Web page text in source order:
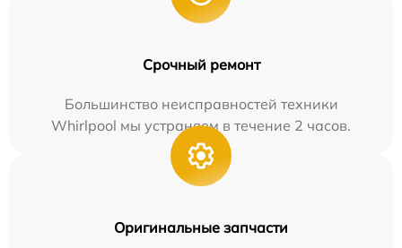
Срочный ремонт
Большинство неисправностей техники
Whirlpool мы устраняем в течение 2 часов.
Оригинальные запчасти